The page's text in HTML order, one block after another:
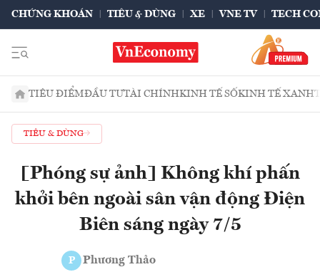
CHỨNG KHOÁN TIÊU & DÙNG XE VNE TV TECH
TIÊU ĐIỂMĐẦU TƯTÀI CHÍNHKINH TẾ SỐKINH TẾ XANH
TIÊU & DÙNG
[Phóng sự ảnh] Không khí phấn
khởi bên ngoài sân vận động Điện
Biên sáng ngày 7/5
P Phương Thảo